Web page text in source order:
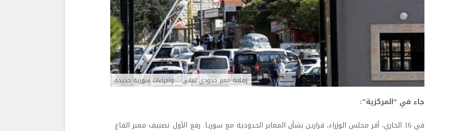
إضافة معبر حدودي لبناني… واجراءات سورية جديدة
جاء في “المركزية”:
في 16 الجاري، أقر مجلس الوزراء، قرارين بشأن المعابر الحدودية مع سوريا. رفع الأول تصنيف معبر القاع